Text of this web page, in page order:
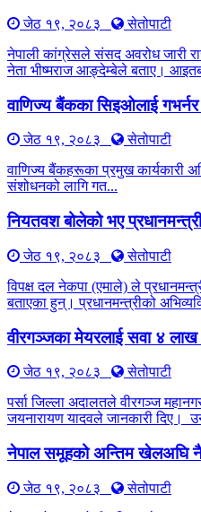
जेठ १९, २०८३
सेतोपाटी
नेपाली कांग्रेसले संसद अवरोध जारी
नेता भीष्मराज आङ्देम्बेले बताए।
वाणिज्य बैंकका सिइओलाई
जेठ १९, २०८३
सेतोपाटी
वाणिज्य बैंकहरूका प्रमुख कार्यकारी
संशोधनको लागि गत...
नियतवश बोलेको भए
जेठ १९, २०८३
सेतोपाटी
विपक्ष दल नेकपा (एमाले) ले
बताएका हुन्। प्रधानमन्त्रीको
वीरगञ्जका मेयरलाई सवा ४
जेठ १९, २०८३
सेतोपाटी
पर्सा जिल्ला अदालतले वीरगञ्ज
जयनारायण यादवले जानकारी दिए।
नेपाल समूहको अन्तिम खेलअघि
जेठ १९, २०८३
सेतोपाटी